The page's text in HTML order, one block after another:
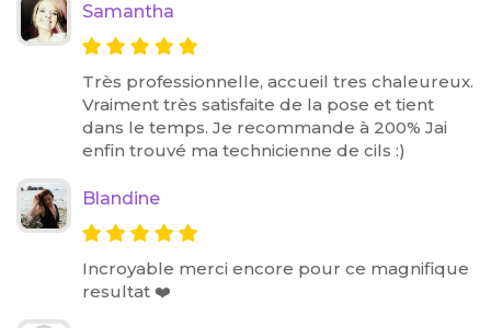
Samantha
Très professionnelle, accueil tres chaleureux.
Vraiment très satisfaite de la pose et tient
dans le temps. Je recommande à 200% Jai
enfin trouvé ma technicienne de cils :)
Blandine
Incroyable merci encore pour ce magnifique
resultat ❤️